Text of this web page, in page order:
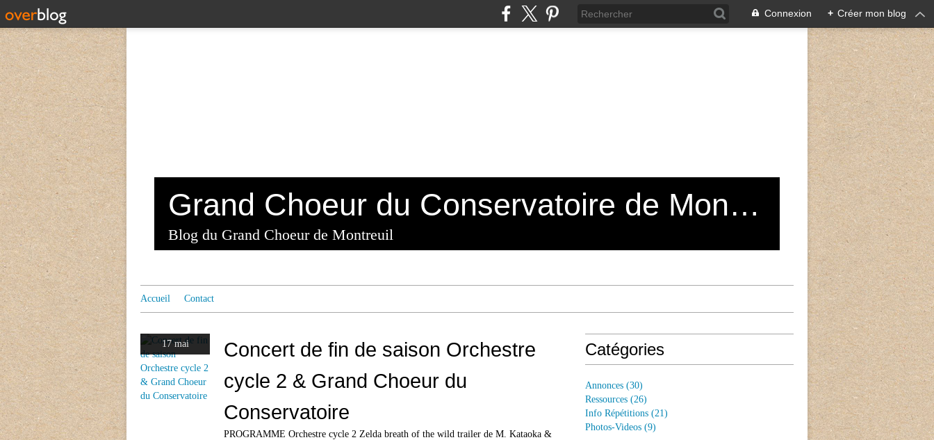
Connexion + Créer mon blog
Grand Choeur du Conservatoire de Montreuil
Blog du Grand Choeur de Montreuil
Accueil Contact
17 mai
Concert de fin de saison Orchestre
cycle 2 & Grand Choeur du
Conservatoire
PROGRAMME Orchestre cycle 2 Zelda breath of the wild trailer de M. Kataoka &
Catégories
Annonces (30)
Ressources (26)
Info Répétitions (21)
Photos-Videos (9)